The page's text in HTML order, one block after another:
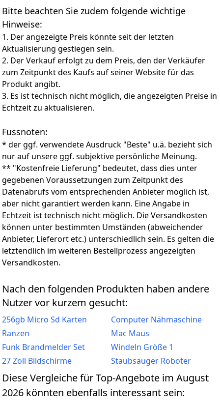
Bitte beachten Sie zudem folgende wichtige
Hinweise:
1. Der angezeigte Preis könnte seit der letzten
Aktualisierung gestiegen sein.
2. Der Verkauf erfolgt zu dem Preis, den der Verkäufer
zum Zeitpunkt des Kaufs auf seiner Website für das
Produkt angibt.
3. Es ist technisch nicht möglich, die angezeigten Preise in
Echtzeit zu aktualisieren.
Fussnoten:
* der ggf. verwendete Ausdruck "Beste" u.ä. bezieht sich
nur auf unsere ggf. subjektive persönliche Meinung.
** "Kostenfreie Lieferung" bedeutet, dass dies unter
gegebenen Voraussetzungen zum Zeitpunkt des
Datenabrufs vom entsprechenden Anbieter möglich ist,
aber nicht garantiert werden kann. Eine Angabe in
Echtzeit ist technisch nicht möglich. Die Versandkosten
können unter bestimmten Umständen (abweichender
Anbieter, Lieferort etc.) unterschiedlich sein. Es gelten die
letztendlich im weiteren Bestellprozess angezeigten
Versandkosten.
Nach den folgenden Produkten haben andere
Nutzer vor kurzem gesucht:
256gb Micro Sd Karten
Computer Nähmaschine
Ranzen
Mac Maus
Funk Brandmelder Set
Windeln Größe 1
27 Zoll Bildschirme
Staubsauger Roboter
Diese Vergleiche für Top-Angebote im August
2026 könnten ebenfalls interessant sein: